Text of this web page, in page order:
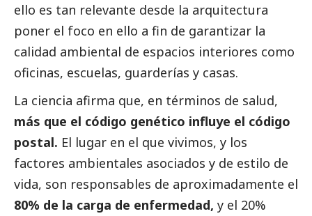
ello es tan relevante desde la arquitectura
poner el foco en ello a fin de garantizar la
calidad ambiental de espacios interiores como
oficinas, escuelas, guarderías y casas.
La ciencia afirma que, en términos de salud,
más que el código genético influye el código
postal. El lugar en el que vivimos, y los
factores ambientales asociados y de estilo de
vida, son responsables de aproximadamente el
80% de la carga de enfermedad, y el 20%